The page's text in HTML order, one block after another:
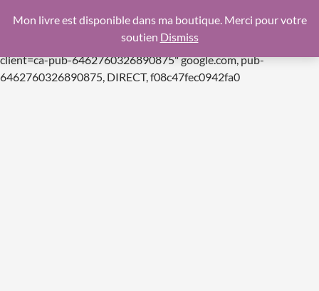
f08c47fec0942fa0
https://pagead2.googlesyndication.com/pagead/js/
client=ca-pub-6462760326890875"google.com, pub-
6462760326890875, DIRECT, f08c47fec0942fa0Aller
Mon livre est disponible dans ma boutique. Merci pour votre
soutien Dismiss